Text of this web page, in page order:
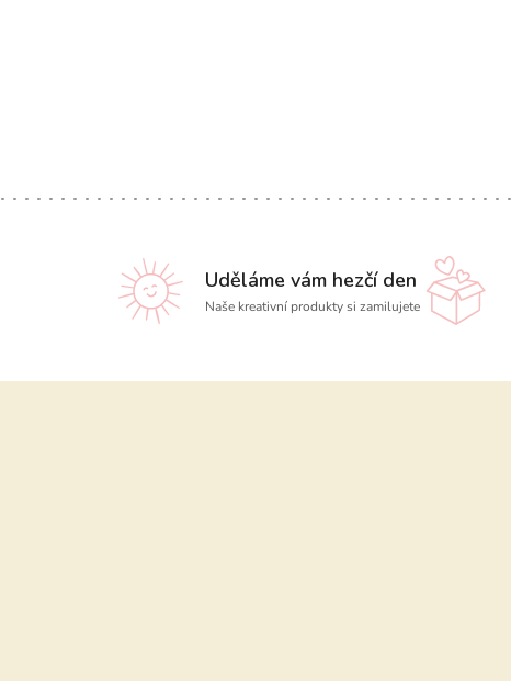
Uděláme vám hezčí den
Naše kreativní produkty si zamilujete